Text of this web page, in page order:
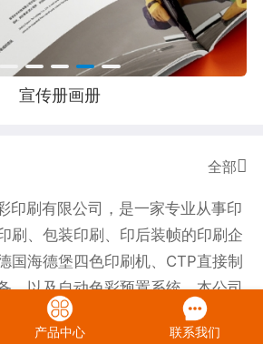
宣传册画册
全部
刷有限公司，是一家专业从事印
刷、包装印刷、印后装帧的印刷企
国海德堡四色印刷机、CTP直接制
，以及自动色彩预置系统。本公司
，印艺入木，纤毫尽显。 二十
，丽彩印刷在激烈的市场竞争中始
产品中心 联系我们